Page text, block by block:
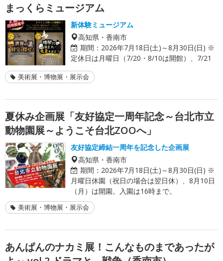
まっくらミュージアム
新体験ミュージアム
高知県・香南市
期間： 2026年7月18日(土)～8月30日(日) ※
定休日は月曜日（7/20・8/10は開館）、7/21
美術展・博物展・展示会
夏休み企画展「友好協定一周年記念～台北市立
動物園展～ようこそ台北ZOOへ」
友好協定締結一周年を記念した企画展
高知県・香南市
期間： 2026年7月18日(土)～8月30日(日) ※
月曜日休園（祝日の場合は翌日休）、8月10日
（月）は開園。入園は16時まで。
美術展・博物展・展示会
あんぱんのナカミ展！こんなものまであったが